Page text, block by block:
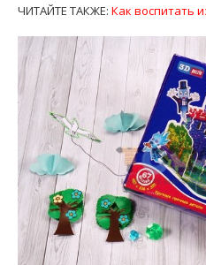
ЧИТАЙТЕ ТАКЖЕ: Как воспитать